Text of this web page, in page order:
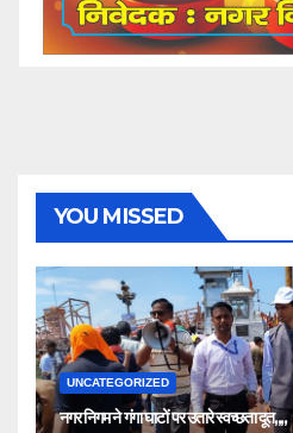
YOU MISSED
UNCATEGORIZED
नगर निगम ने गंगा घाटों पर उतारे स्वच्छता दूत,,,,